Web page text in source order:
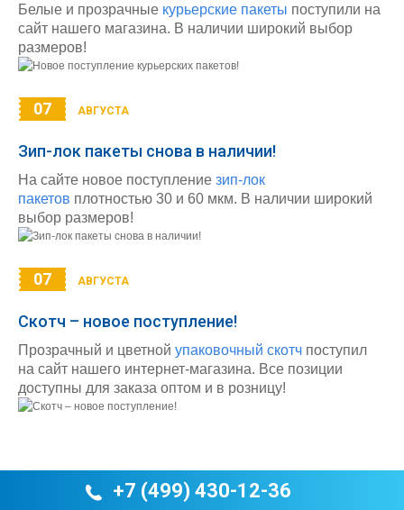
Белые и прозрачные курьерские пакеты поступили на
сайт нашего магазина. В наличии широкий выбор
размеров!
07 АВГУСТА
Зип-лок пакеты снова в наличии!
На сайте новое поступление зип-лок
пакетов плотностью 30 и 60 мкм. В наличии широкий
выбор размеров!
07 АВГУСТА
Скотч – новое поступление!
Прозрачный и цветной упаковочный скотч поступил
на сайт нашего интернет-магазина. Все позиции
доступны для заказа оптом и в розницу!
+7 (499) 430-12-36